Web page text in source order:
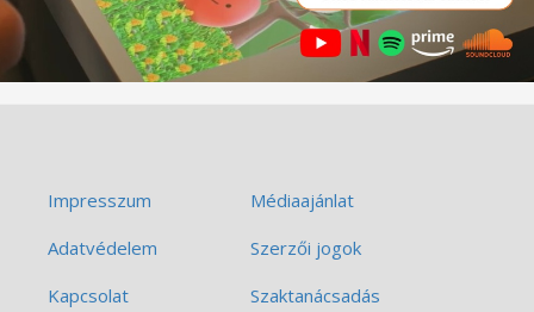
Impresszum
Médiaajánlat
Adatvédelem
Szerzői jogok
Kapcsolat
Szaktanácsadás